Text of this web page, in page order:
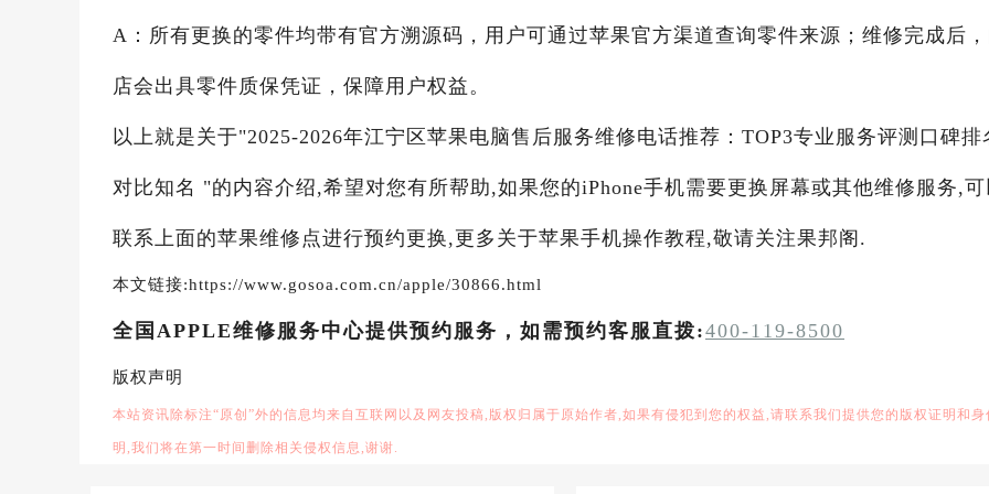
A：所有更换的零件均带有官方溯源码，用户可通过苹果官方渠道查询零件来源；维修完成后，
店会出具零件质保凭证，保障用户权益。
以上就是关于"2025-2026年江宁区苹果电脑售后服务维修电话推荐：TOP3专业服务评测口碑排
对比知名 "的内容介绍,希望对您有所帮助,如果您的iPhone手机需要更换屏幕或其他维修服务,可
联系上面的苹果维修点进行预约更换,更多关于苹果手机操作教程,敬请关注果邦阁.
本文链接:https://www.gosoa.com.cn/apple/30866.html
全国APPLE维修服务中心提供预约服务，如需预约客服直拨:400-119-8500
版权声明
本站资讯除标注“原创”外的信息均来自互联网以及网友投稿,版权归属于原始作者,如果有侵犯到您的权益,请联系我们提供您的版权证明和身
明,我们将在第一时间删除相关侵权信息,谢谢.